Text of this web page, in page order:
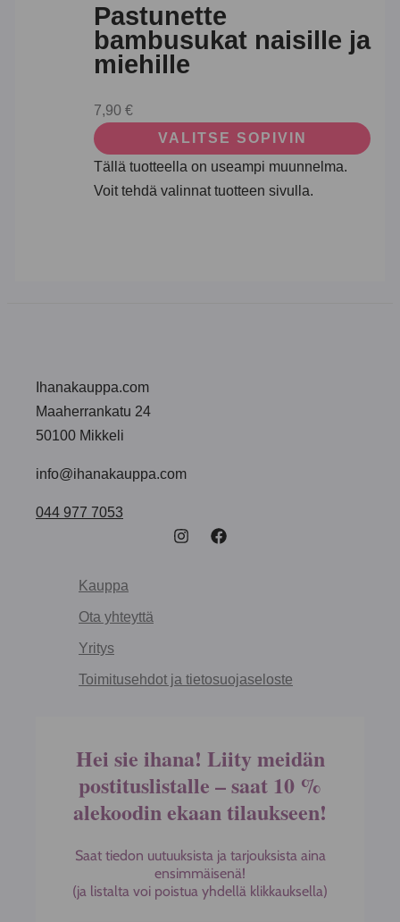
Pastunette
bambusukat naisille ja
miehille
7,90 €
VALITSE SOPIVIN
Tällä tuotteella on useampi muunnelma.
Voit tehdä valinnat tuotteen sivulla.
Ihanakauppa.com
Maaherrankatu 24
50100 Mikkeli
info@ihanakauppa.com
044 977 7053
Kauppa
Ota yhteyttä
Yritys
Toimitusehdot ja tietosuojaseloste
Hei sie ihana! Liity meidän
postituslistalle – saat 10 %
alekoodin ekaan tilaukseen!
Saat tiedon uutuuksista ja tarjouksista aina
ensimmäisenä!
(ja listalta voi poistua yhdellä klikkauksella)